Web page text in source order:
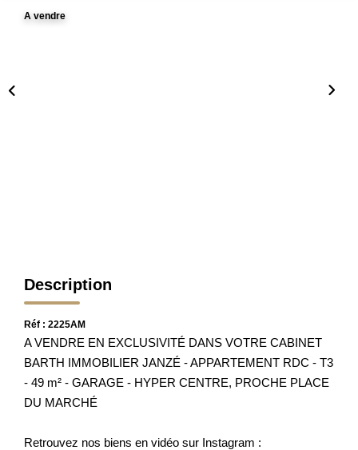
A vendre
Description
Réf : 2225AM
A VENDRE EN EXCLUSIVITÉ DANS VOTRE CABINET
BARTH IMMOBILIER JANZÉ - APPARTEMENT RDC - T3
- 49 m² - GARAGE - HYPER CENTRE, PROCHE PLACE
DU MARCHÉ
Retrouvez nos biens en vidéo sur Instagram :